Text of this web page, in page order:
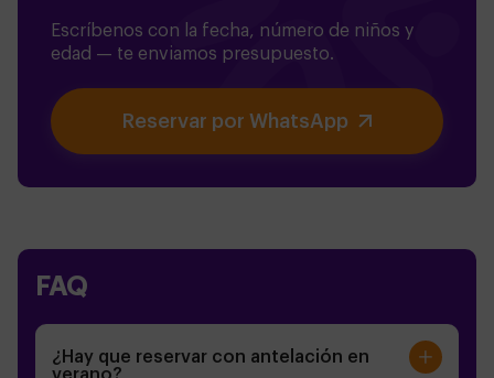
Escríbenos con la fecha, número de niños y
edad — te enviamos presupuesto.
Reservar por WhatsApp
FAQ
¿Hay que reservar con antelación en